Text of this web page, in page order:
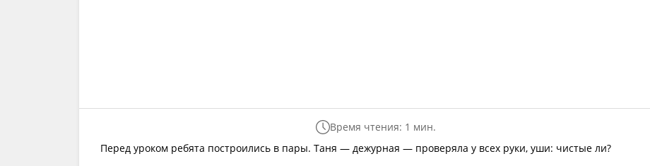
Время чтения: 1 мин.
Перед уроком ребята построились в пары. Таня — дежурная — проверяла у всех руки, уши: чистые ли?